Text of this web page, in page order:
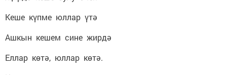
Кеше күпме юллар үтә
Ашкын кешем сине жирдә
Еллар көтә, юллар көтә.